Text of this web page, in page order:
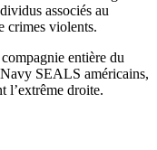
associés au
crimes violents.
entière du
SEALS américains,
l’extrême droite.